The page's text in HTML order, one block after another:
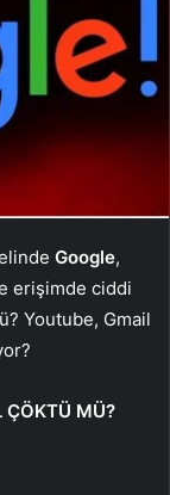
Google,
erişimde ciddi
Youtube, Gmail
ÇÖKTÜ MÜ?